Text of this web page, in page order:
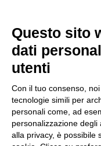
Importo
Questo sito
dati
utenti
Con il tuo consenso,
tecnologie simili per
personali come, ad
personalizzazione
alla privacy, è possibile